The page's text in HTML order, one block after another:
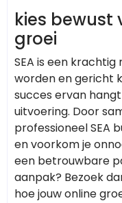
kies bewust
groei
SEA is een
worden en gericht
succes ervan
uitvoering. Door
professioneel SEA
en voorkom je
een betrouwbare
aanpak? Bezoek
hoe jouw online